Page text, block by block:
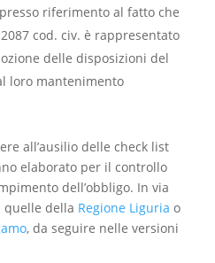
riferimento al fatto che
cod. civ. è rappresentato
delle disposizioni del
loro mantenimento
all’ausilio delle check list
elaborato per il controllo
dell’obbligo. In via
quelle della Regione Liguria o
, da seguire nelle versioni